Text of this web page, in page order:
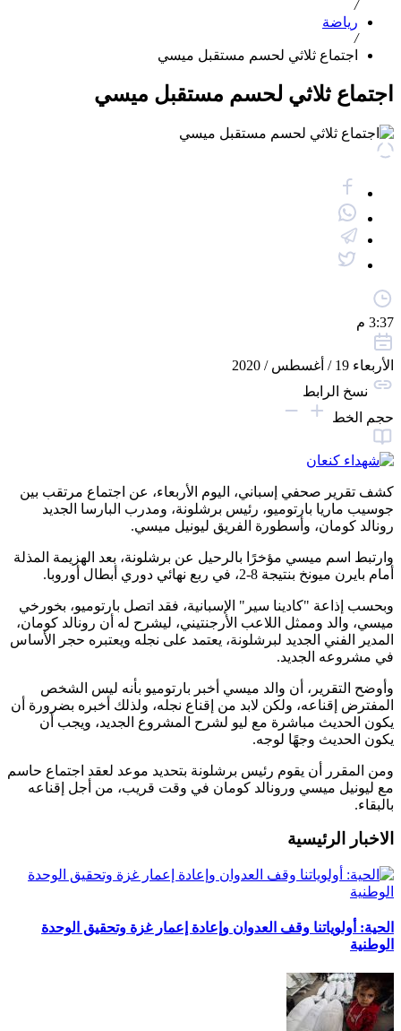
/
رياضة
/
اجتماع ثلاثي لحسم مستقبل ميسي
اجتماع ثلاثي لحسم مستقبل ميسي
3:37 م
الأربعاء 19 / أغسطس / 2020
نسخ الرابط
حجم الخط
كشف تقرير صحفي إسباني، اليوم الأربعاء، عن اجتماع مرتقب بين
جوسيب ماريا بارتوميو، رئيس برشلونة، ومدرب البارسا الجديد
رونالد كومان، وأسطورة الفريق ليونيل ميسي.
وارتبط اسم ميسي مؤخرًا بالرحيل عن برشلونة، بعد الهزيمة المذلة
أمام بايرن ميونخ بنتيجة 8-2، في ربع نهائي دوري أبطال أوروبا.
وبحسب إذاعة "كادينا سير" الإسبانية، فقد اتصل بارتوميو، بخورخي
ميسي، والد وممثل اللاعب الأرجنتيني، ليشرح له أن رونالد كومان،
المدير الفني الجديد لبرشلونة، يعتمد على نجله ويعتبره حجر الأساس
في مشروعه الجديد.
وأوضح التقرير، أن والد ميسي أخبر بارتوميو بأنه ليس الشخص
المفترض إقناعه، ولكن لابد من إقناع نجله، ولذلك أخبره بضرورة أن
يكون الحديث مباشرة مع ليو لشرح المشروع الجديد، ويجب أن
يكون الحديث وجهًا لوجه.
ومن المقرر أن يقوم رئيس برشلونة بتحديد موعد لعقد اجتماع حاسم
مع ليونيل ميسي ورونالد كومان في وقت قريب، من أجل إقناعه
بالبقاء.
الاخبار الرئيسية
الحية: أولوياتنا وقف العدوان وإعادة إعمار غزة وتحقيق الوحدة
الوطنية